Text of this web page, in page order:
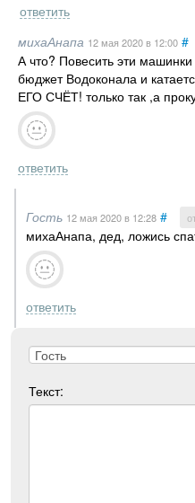
ответить
михаАнапа 12 мая 2020в 12:00 #
А что? Повесить эти
бюджет Водоконала и
ЕГО СЧЁТ! только так ,а
ответить
Гость 12 мая 2020в 12:28 #
михаАнапа, дед, ложись
ответить
Текст: